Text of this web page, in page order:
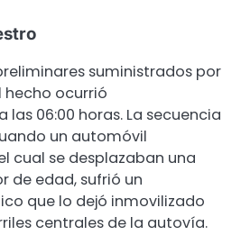
suministrados por
hecho ocurrió
06:00 horas. La secuencia
un automóvil
cual se desplazaban una
de edad, sufrió un
que lo dejó inmovilizado
centrales de la autovía.